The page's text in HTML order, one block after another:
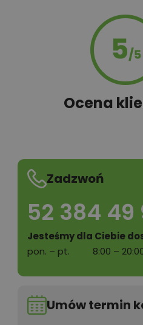
Ocena
Zadzwoń
52 384 49
Jesteśmy dla Ciebie
pon. – pt.
8:00 –
Umów termin